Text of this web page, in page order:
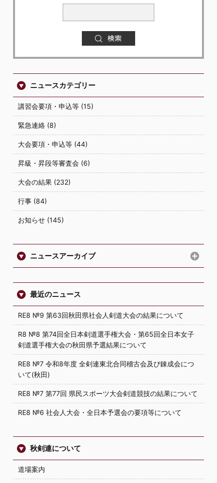
ニュースカテゴリー
講習会要項・申込等 (15)
緊急連絡 (8)
大会要項・申込等 (44)
昇級・昇段等審査会 (6)
大会の結果 (232)
行事 (84)
お知らせ (145)
ニュースアーカイブ
最近のニュース
RE8 №9 第63回秋田県社会人剣道大会の結果について
R8 №8 第74回全日本剣道選手権大会・第65回全日本女子
剣道選手権大会の秋田県予選結果について
RE8 №7 令和8年度 全剣連東北合同稽古会及び錬成会につ
いて(秋田)
RE8 №7 第77回 県民スポーツ大会剣道競技の結果について
RE8 №6 社会人大会・全日本予選会の要項等について
秋剣連について
道場案内